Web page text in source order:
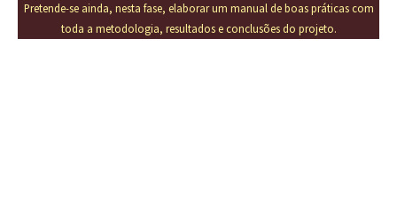
Pretende-se ainda, nesta fase, elaborar um manual de boas práticas com
toda a metodologia, resultados e conclusões do projeto.